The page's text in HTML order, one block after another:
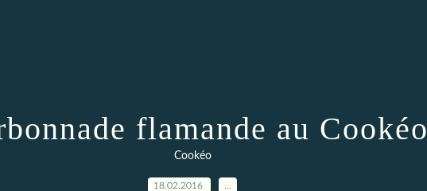
flamande au Cookéo
Cookéo
18.02.2016